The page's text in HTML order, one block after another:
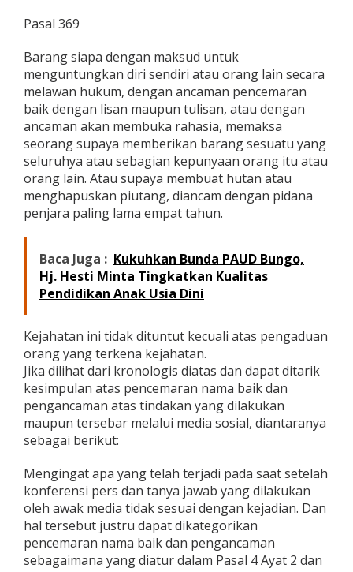
Pasal 369
Barang siapa dengan maksud untuk
menguntungkan diri sendiri atau orang lain secara
melawan hukum, dengan ancaman pencemaran
baik dengan lisan maupun tulisan, atau dengan
ancaman akan membuka rahasia, memaksa
seorang supaya memberikan barang sesuatu yang
seluruhya atau sebagian kepunyaan orang itu atau
orang lain. Atau supaya membuat hutan atau
menghapuskan piutang, diancam dengan pidana
penjara paling lama empat tahun.
Baca Juga : Kukuhkan Bunda PAUD Bungo,
Hj. Hesti Minta Tingkatkan Kualitas
Pendidikan Anak Usia Dini
Kejahatan ini tidak dituntut kecuali atas pengaduan
orang yang terkena kejahatan.
Jika dilihat dari kronologis diatas dan dapat ditarik
kesimpulan atas pencemaran nama baik dan
pengancaman atas tindakan yang dilakukan
maupun tersebar melalui media sosial, diantaranya
sebagai berikut:
Mengingat apa yang telah terjadi pada saat setelah
konferensi pers dan tanya jawab yang dilakukan
oleh awak media tidak sesuai dengan kejadian. Dan
hal tersebut justru dapat dikategorikan
pencemaran nama baik dan pengancaman
sebagaimana yang diatur dalam Pasal 4 Ayat 2 dan